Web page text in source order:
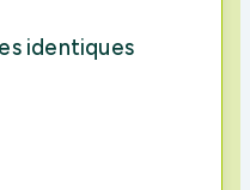
identiques